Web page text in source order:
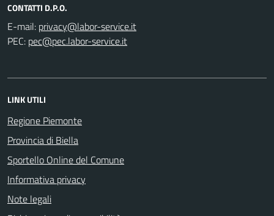
CONTATTI D.P.O.
E-mail:
PEC:
LINK UTILI
Regione Piemonte
Provincia di Biella
Sportello Online del Comune
Informativa privacy
Note legali